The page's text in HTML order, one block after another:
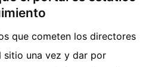
que cometen los directores
sitio una vez y dar por